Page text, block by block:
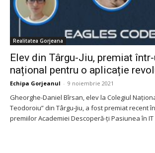
Realitatea Gorjeana
Elev din Târgu-Jiu, premiat
național pentru o aplicație
Echipa Gorjeanul - 9 noiembrie 2021
Gheorghe-Daniel Bîrsan, elev la Colegiul
Teodoroiu” din Târgu-Jiu, a fost premiat recent
premiilor Academiei Descoperă-ți Pasiunea în IT